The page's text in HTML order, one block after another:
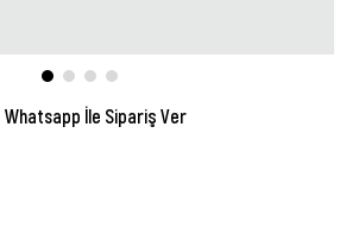
Whatsapp İle Sipariş Ver